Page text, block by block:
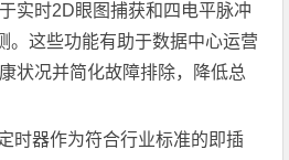
实时2D眼图捕获和四电平脉冲
。这些功能有助于数据中心运营
状况并简化故障排除，降低总
时器作为符合行业标准的即插